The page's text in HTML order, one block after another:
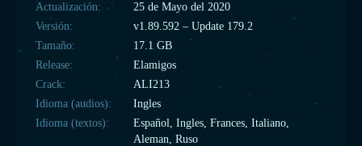
Actualización:
25 de Mayo del 2020
Versión:
v1.89.592 – Update 179.2
Tamaño:
17.1 GB
Release:
Elamigos
Crack:
ALI213
Idioma (audios):
Ingles
Idioma (textos):
Español, Ingles, Frances, Italiano,
Aleman, Ruso